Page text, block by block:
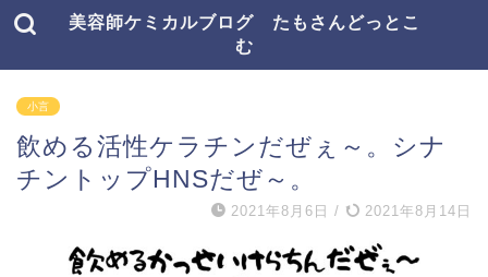
美容師ケミカルブログ たもさんどっとこ
む
小言
飲める活性ケラチンだぜぇ～。シナ
チントップHNSだぜ～。
2021年8月6日 / 2021年8月14日